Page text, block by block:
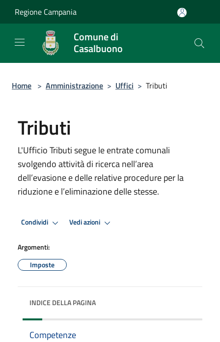
Regione Campania
Comune di
Casalbuono
Home > Amministrazione > Uffici > Tributi
Tributi
L'Ufficio Tributi segue le entrate comunali
svolgendo attività di ricerca nell’area
dell’evasione e delle relative procedure per la
riduzione e l’eliminazione delle stesse.
Condividi Vedi azioni
Argomenti:
Imposte
INDICE DELLA PAGINA
Competenze